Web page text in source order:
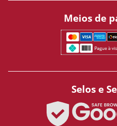
Meios de
Selos e